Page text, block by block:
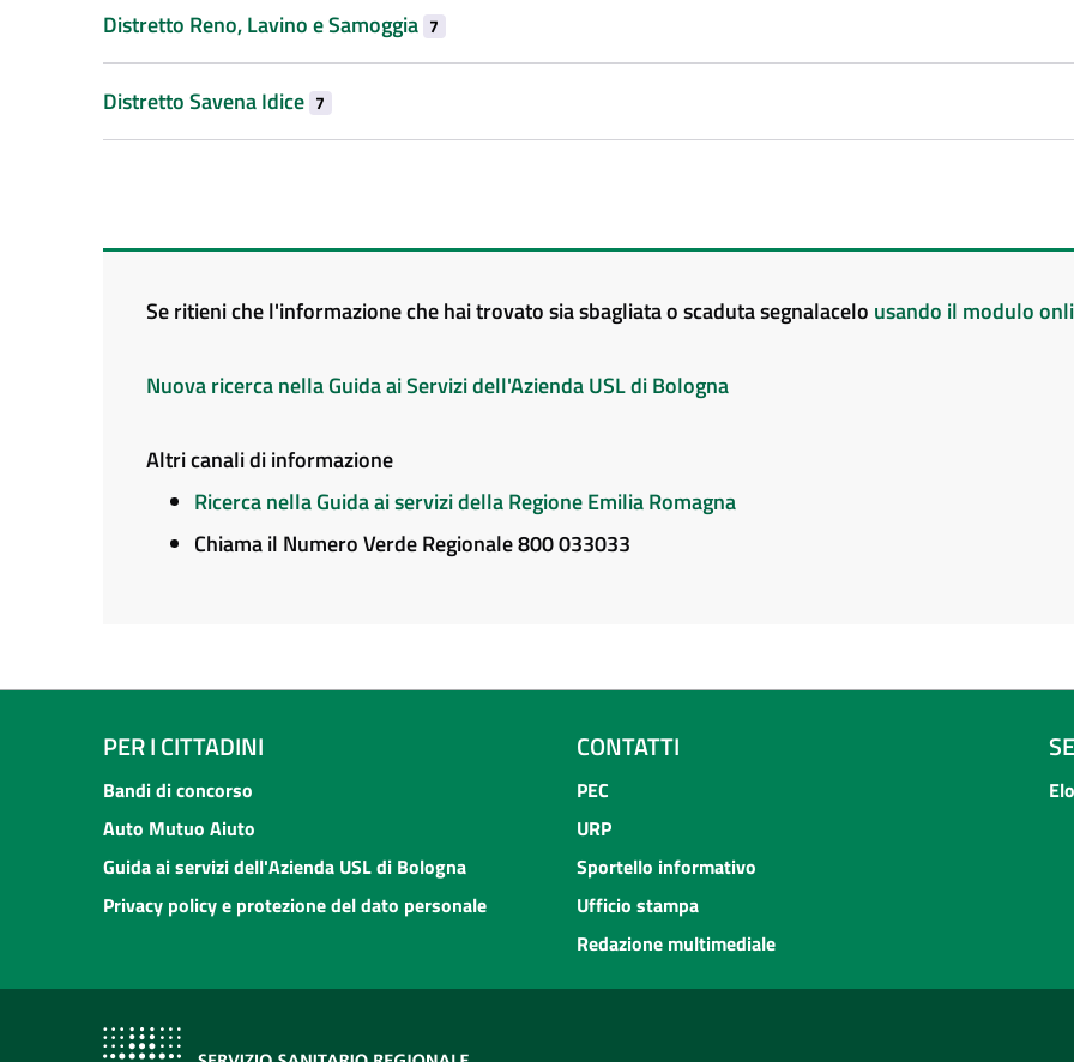
Distretto Reno, Lavino e Samoggia 7
Distretto Savena Idice 7
Se ritieni che l'informazione che hai trovato sia sbagliata o scaduta segnalacelo usando il modulo
Nuova ricerca nella Guida ai Servizi dell'Azienda USL di Bologna
Altri canali di informazione
Ricerca nella Guida ai servizi della Regione Emilia Romagna
Chiama il Numero Verde Regionale 800 033033
PER I CITTADINI
Bandi di concorso
Auto Mutuo Aiuto
Guida ai servizi dell'Azienda USL di Bologna
Privacy policy e protezione del dato personale
CONTATTI
PEC
URP
Sportello informativo
Ufficio stampa
Redazione multimediale